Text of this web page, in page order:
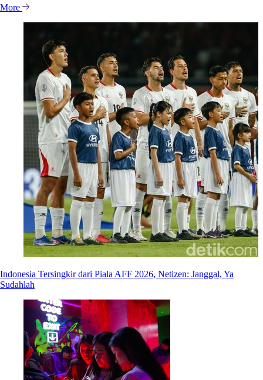
More
Indonesia Tersingkir dari Piala AFF 2026, Netizen: Janggal, Ya
Sudahlah